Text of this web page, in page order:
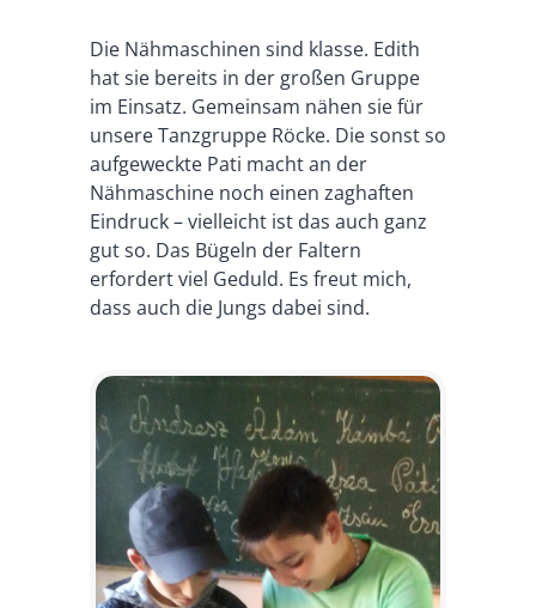
Die Nähmaschinen sind klasse. Edith
hat sie bereits in der großen Gruppe
im Einsatz. Gemeinsam nähen sie für
unsere Tanzgruppe Röcke. Die sonst so
aufgeweckte Pati macht an der
Nähmaschine noch einen zaghaften
Eindruck – vielleicht ist das auch ganz
gut so. Das Bügeln der Faltern
erfordert viel Geduld. Es freut mich,
dass auch die Jungs dabei sind.